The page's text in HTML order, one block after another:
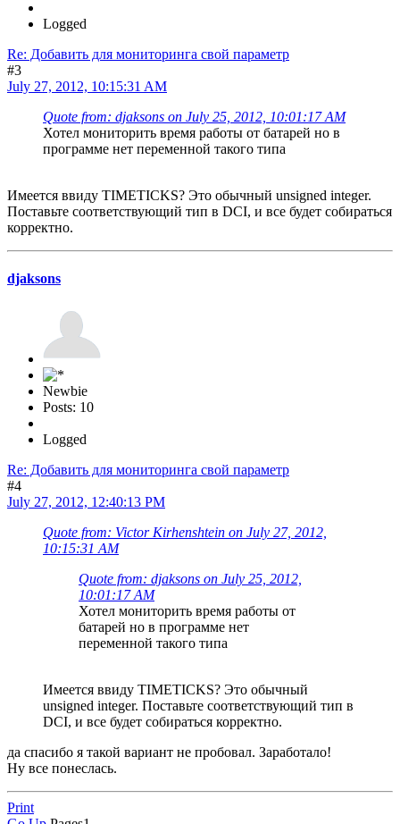
Logged
Re: Добавить для мониторинга свой параметр
#3
July 27, 2012, 10:15:31 AM
Quote from: djaksons on July 25, 2012, 10:01:17 AM
Хотел мониторить время работы от батарей но в
программе нет переменной такого типа
Имеется ввиду TIMETICKS? Это обычный unsigned integer.
Поставьте соответствующий тип в DCI, и все будет собираться
корректно.
djaksons
Newbie
Posts: 10
Logged
Re: Добавить для мониторинга свой параметр
#4
July 27, 2012, 12:40:13 PM
Quote from: Victor Kirhenshtein on July 27, 2012,
10:15:31 AM
Quote from: djaksons on July 25, 2012,
10:01:17 AM
Хотел мониторить время работы от
батарей но в программе нет
переменной такого типа
Имеется ввиду TIMETICKS? Это обычный
unsigned integer. Поставьте соответствующий тип в
DCI, и все будет собираться корректно.
да спасибо я такой вариант не пробовал. Заработало!
Ну все понеслась.
Print